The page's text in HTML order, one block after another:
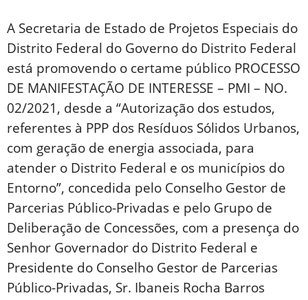
A Secretaria de Estado de Projetos Especiais do
Distrito Federal do Governo do Distrito Federal
está promovendo o certame público PROCESSO
DE MANIFESTAÇÃO DE INTERESSE – PMI – NO.
02/2021, desde a “Autorização dos estudos,
referentes à PPP dos Resíduos Sólidos Urbanos,
com geração de energia associada, para
atender o Distrito Federal e os municípios do
Entorno”, concedida pelo Conselho Gestor de
Parcerias Público-Privadas e pelo Grupo de
Deliberação de Concessões, com a presença do
Senhor Governador do Distrito Federal e
Presidente do Conselho Gestor de Parcerias
Público-Privadas, Sr. Ibaneis Rocha Barros